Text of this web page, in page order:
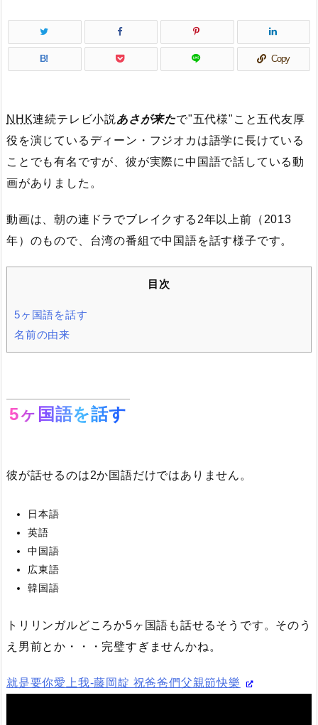
B! Copy
NHK連続テレビ小説 あさが来たで"五代様"こと五代友厚
役を演じているディーン・フジオカは語学に長けている
ことでも有名ですが、彼が実際に中国語で話している動
画がありました。
動画は、朝の連ドラでブレイクする2年以上前（2013
年）のもので、台湾の番組で中国語を話す様子です。
目次
5ヶ国語を話す
名前の由来
5ヶ国語を話す
彼が話せるのは2か国語だけではありません。
日本語
英語
中国語
広東語
韓国語
トリリンガルどころか5ヶ国語も話せるそうです。そのう
え男前とか・・・完璧すぎませんかね。
就是要你愛上我-藤岡靛 祝爸爸們父親節快樂